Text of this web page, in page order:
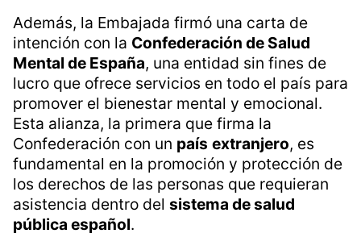
Además, la Embajada firmó una carta de
intención con la Confederación de Salud
Mental de España, una entidad sin fines de
lucro que ofrece servicios en todo el país para
promover el bienestar mental y emocional.
Esta alianza, la primera que firma la
Confederación con un país extranjero, es
fundamental en la promoción y protección de
los derechos de las personas que requieran
asistencia dentro del sistema de salud
pública español.